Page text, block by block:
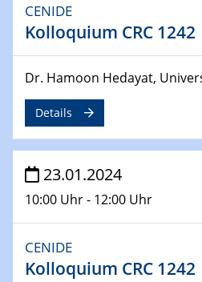
07.03.2024
Liquid Organic Hydrogen
14.03.2024
Microscope Techniques
Research
From Micro to Nano Analysis
04.04.2024
CENIDE & WIN Seminar
10.04.2024 - 11.04.2024
CENIDE
Kolloquium CRC 1242
Dr. Hamoon Hedayat,
Details
23.01.2024
10:00 Uhr - 12:00 Uhr
CENIDE
Kolloquium CRC 1242